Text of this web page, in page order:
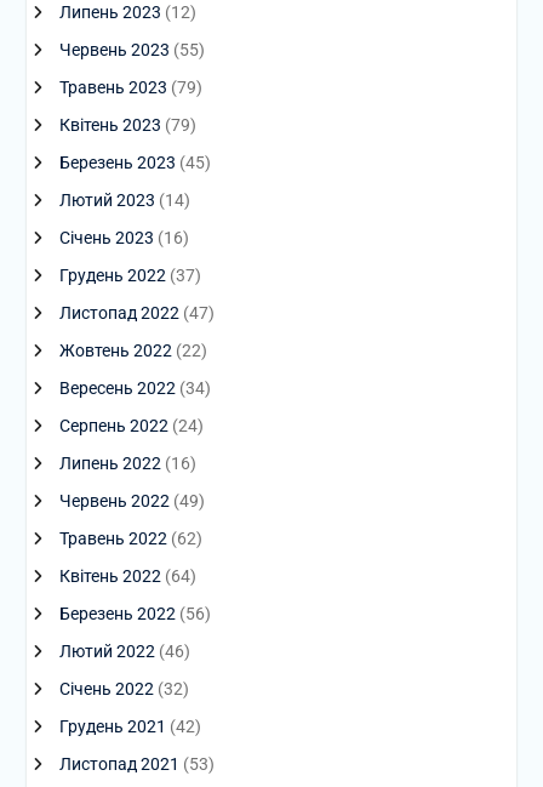
Липень 2023 (12)
Червень 2023 (55)
Травень 2023 (79)
Квітень 2023 (79)
Березень 2023 (45)
Лютий 2023 (14)
Січень 2023 (16)
Грудень 2022 (37)
Листопад 2022 (47)
Жовтень 2022 (22)
Вересень 2022 (34)
Серпень 2022 (24)
Липень 2022 (16)
Червень 2022 (49)
Травень 2022 (62)
Квітень 2022 (64)
Березень 2022 (56)
Лютий 2022 (46)
Січень 2022 (32)
Грудень 2021 (42)
Листопад 2021 (53)